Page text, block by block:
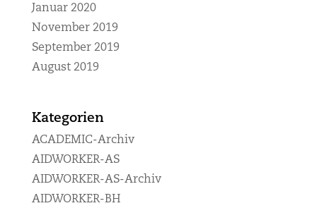
Januar 2020
November 2019
September 2019
August 2019
Kategorien
ACADEMIC-Archiv
AIDWORKER-AS
AIDWORKER-AS-Archiv
AIDWORKER-BH